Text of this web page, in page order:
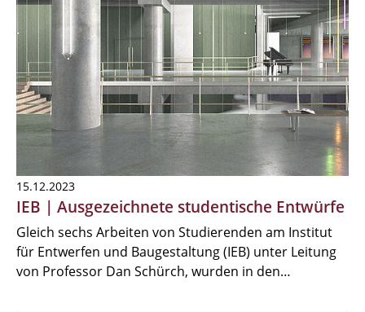
15.12.2023
IEB | Ausgezeichnete studentische Entwürfe
Gleich sechs Arbeiten von Studierenden am Institut
für Entwerfen und Baugestaltung (IEB) unter Leitung
von Professor Dan Schürch, wurden in den…